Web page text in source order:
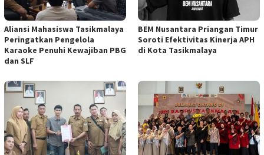
Aliansi Mahasiswa Tasikmalaya
Peringatkan Pengelola
Karaoke Penuhi Kewajiban PBG
dan SLF
BEM Nusantara Priangan Timur
Soroti Efektivitas Kinerja APH
di Kota Tasikmalaya